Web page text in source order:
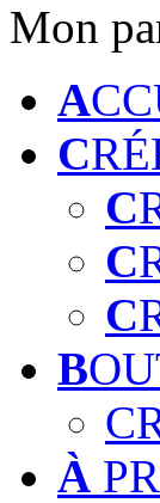
Mon
A
C
C
C
C
B
À